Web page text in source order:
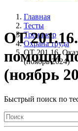
Главная
Тесты
Тренажер
Охрана труда
ОТ 201.16.
(ноябрь 2024)
ОТ
помощи
(ноябрь
Быстрый поиск по